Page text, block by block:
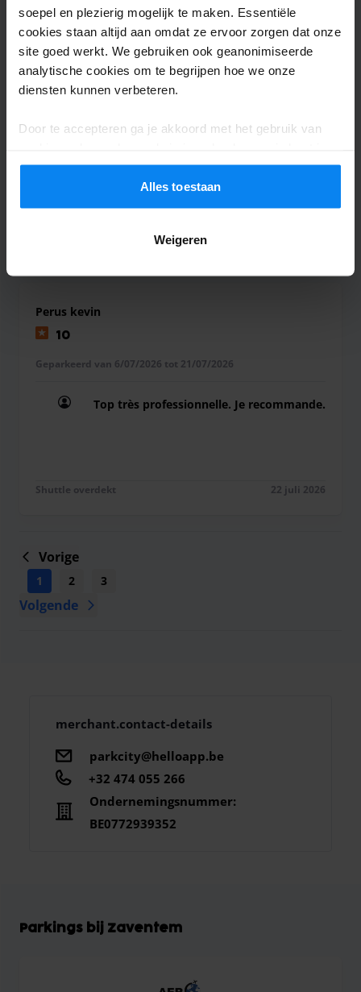
soepel en plezierig mogelijk te maken. Essentiële
cookies staan altijd aan omdat ze ervoor zorgen dat onze
site goed werkt. We gebruiken ook geanonimiseerde
analytische cookies om te begrijpen hoe we onze
diensten kunnen verbeteren.
Door te accepteren ga je akkoord met het gebruik van
instellingen op elk moment aanpassen. Bekijk voor alle
Privacybeleid.
Alles toestaan
Weigeren
Anoniem
6
Perus kevin
10
Geparkeerd van 6/07/2026 tot 21/07/2026
Top très professionnelle. Je recommande.
Shuttle overdekt 22 juli 2026
Vorige
1 2 3
Volgende
merchant.contact-details
parkcity@helloapp.be
+32 474 055 266
Ondernemingsnummer:
BE0772939352
Parkings bij Zaventem